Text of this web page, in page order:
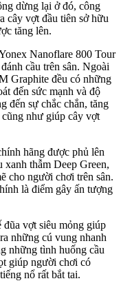
dừng lại ở đó, công
cây vợt đầu tiên sở hữu
tăng lên.
Nanoflare 800 Tour
cầu trên sân. Ngoài
Graphite đều có những
đến sức mạnh và độ
đến sự chắc chắn, tăng
như giúp cây vợt
hãng được phủ lên
xanh thẫm Deep Green,
cho người chơi trên sân.
là điểm gây ấn tượng
vợt siêu mỏng giúp
những cú vung nhanh
những tình huống cầu
giúp người chơi có
nổ rất bắt tai.